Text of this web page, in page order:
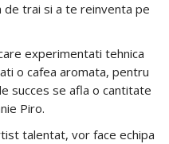
de trai si a te reinventa pe
experimentati tehnica
o cafea aromata, pentru
succes se afla o cantitate
Piro.
talentat, vor face echipa